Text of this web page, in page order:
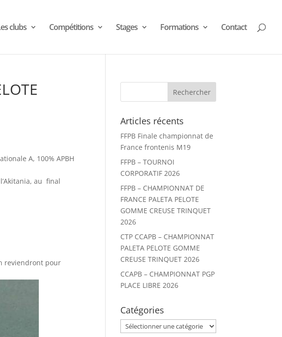
clubs Compétitions Stages Formations Contact
A, 100% APBH
au final
reviendront pour
Articles récents
FFPB Finale championnat de
France frontenis M19
FFPB – TOURNOI
CORPORATIF 2026
FFPB – CHAMPIONNAT DE
FRANCE PALETA PELOTE
GOMME CREUSE TRINQUET
2026
CTP CCAPB – CHAMPIONNAT
PALETA PELOTE GOMME
CREUSE TRINQUET 2026
CCAPB – CHAMPIONNAT PGP
PLACE LIBRE 2026
Catégories
Catégories